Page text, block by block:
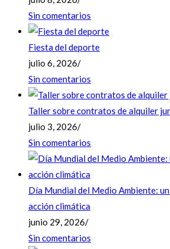
Sin comentarios
Fiesta del deporte
julio 6, 2026/
Sin comentarios
Taller sobre contratos de alquiler
julio 3, 2026/
Sin comentarios
Día Mundial del Medio Ambiente:
acción climática
junio 29, 2026/
Sin comentarios